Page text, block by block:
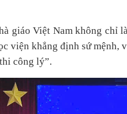
giáo Việt Nam không chỉ
viện khẳng định sứ mệnh,
công lý”.